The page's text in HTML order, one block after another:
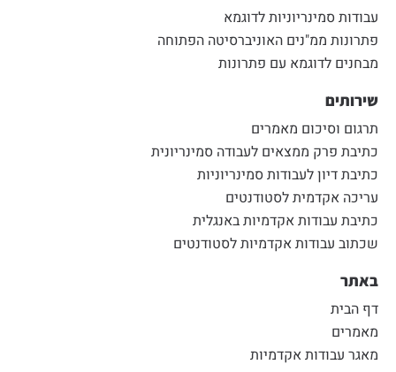
עבודות סמינריוניות לדוגמא
פתרונות ממ"נים האוניברסיטה הפתוחה
מבחנים לדוגמא עם פתרונות
שירותים
תרגום וסיכום מאמרים
כתיבת פרק ממצאים לעבודה סמינריונית
כתיבת דיון לעבודות סמינריוניות
עריכה אקדמית לסטודנטים
כתיבת עבודות אקדמיות באנגלית
שכתוב עבודות אקדמיות לסטודנטים
באתר
דף הבית
מאמרים
מאגר עבודות אקדמיות